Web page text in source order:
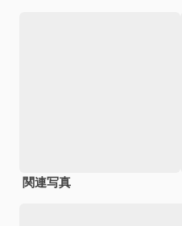
関連写真